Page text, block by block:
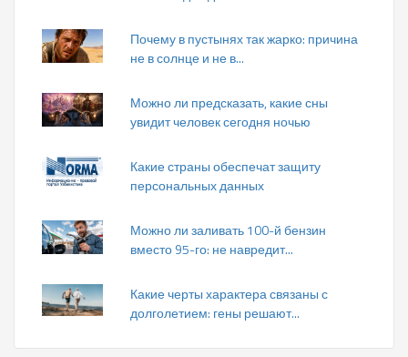
Почему в пустынях так жарко: причина
не в солнце и не в...
Можно ли предсказать, какие сны
увидит человек сегодня ночью
Какие страны обеспечат защиту
персональных данных
Можно ли заливать 100-й бензин
вместо 95-го: не навредит...
Какие черты характера связаны с
долголетием: гены решают...